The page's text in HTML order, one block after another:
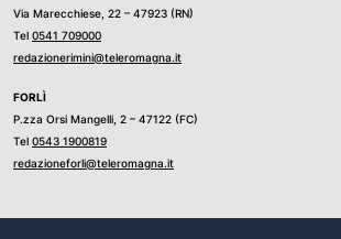
Via Marecchiese, 22 – 47923 (RN)
Tel 0541 709000
redazionerimini@teleromagna.it
FORLÌ
P.zza Orsi Mangelli, 2 – 47122 (FC)
Tel 0543 1900819
redazioneforli@teleromagna.it